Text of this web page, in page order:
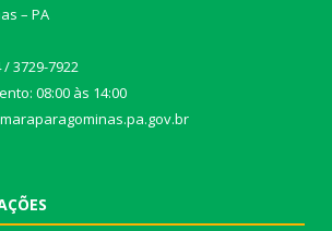
– PA
/ 3729-7922
08:00 às 14:00